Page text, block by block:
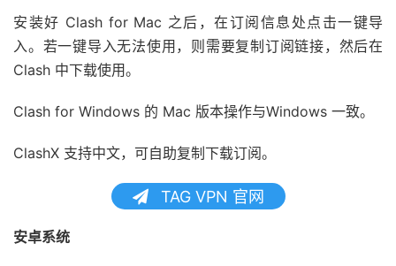
安装好 Clash for Mac 之后，在订阅信息处点击一键导
入。若一键导入无法使用，则需要复制订阅链接，然后在
Clash 中下载使用。
Clash for Windows 的 Mac 版本操作与Windows 一致。
ClashX 支持中文，可自助复制下载订阅。
TAG VPN 官网
安卓系统